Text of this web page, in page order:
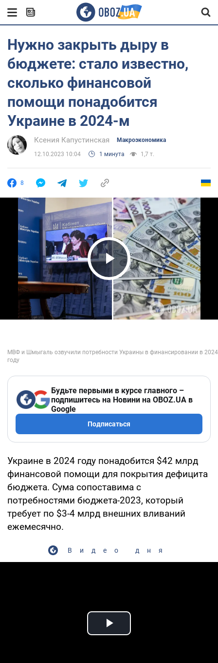
Нужно закрыть дыру в
бюджете: стало известно,
сколько финансовой
помощи понадобится
Украине в 2024-м
Ксения Капустинская Mакроэкономика
12.10.2023 10:04 1 минута 1,7 т.
8
Play Video
Будьте первыми в курсе главного –
подпишитесь на Новини на OBOZ.UA в
Google
Подписаться
Украине в 2024 году понадобится $42 млрд
финансовой помощи для покрытия дефицита
бюджета. Сума сопоставима с
потребностями бюджета-2023, который
требует по $3-4 млрд внешних вливаний
ежемесячно.
Видео дня
Play Video